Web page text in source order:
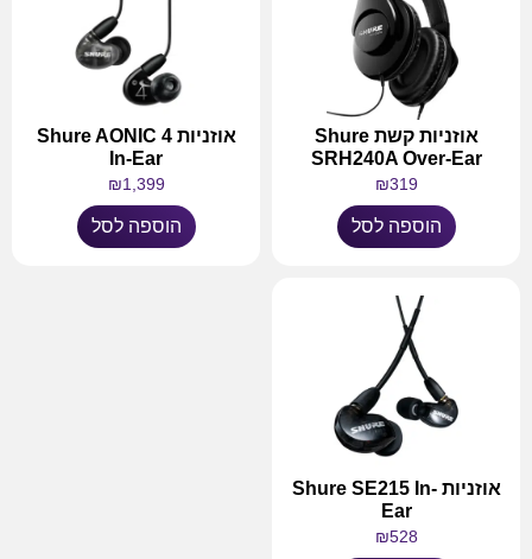
אוזניות קשת Shure
SRH240A Over-Ear
₪319
הוספה לסל
אוזניות Shure AONIC 4
In-Ear
₪1,399
הוספה לסל
אוזניות Shure SE215 In-
Ear
₪528